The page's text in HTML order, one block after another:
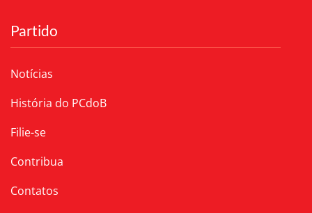
Partido
Notícias
História do PCdoB
Filie-se
Contribua
Contatos